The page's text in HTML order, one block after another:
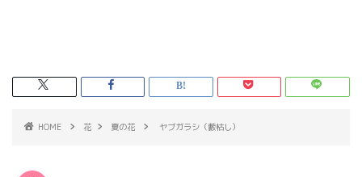
HOME 花 夏の花 ヤブガラシ（藪枯し）